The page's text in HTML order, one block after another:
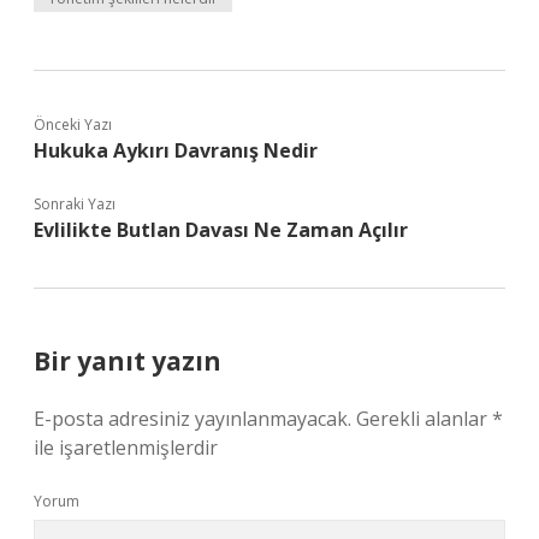
Önceki Yazı
Hukuka Aykırı Davranış Nedir
Sonraki Yazı
Evlilikte Butlan Davası Ne Zaman Açılır
Bir yanıt yazın
E-posta adresiniz yayınlanmayacak. Gerekli alanlar*
ile işaretlenmişlerdir
Yorum